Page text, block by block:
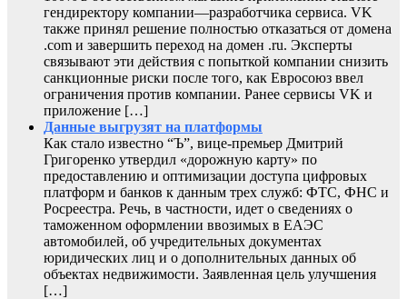
гендиректору компании—разработчика сервиса. VK
также принял решение полностью отказаться от домена
.com и завершить переход на домен .ru. Эксперты
связывают эти действия с попыткой компании снизить
санкционные риски после того, как Евросоюз ввел
ограничения против компании. Ранее сервисы VK и
приложение […]
Данные выгрузят на платформы
Как стало известно “Ъ”, вице-премьер Дмитрий
Григоренко утвердил «дорожную карту» по
предоставлению и оптимизации доступа цифровых
платформ и банков к данным трех служб: ФТС, ФНС и
Росреестра. Речь, в частности, идет о сведениях о
таможенном оформлении ввозимых в ЕАЭС
автомобилей, об учредительных документах
юридических лиц и о дополнительных данных об
объектах недвижимости. Заявленная цель улучшения
[…]